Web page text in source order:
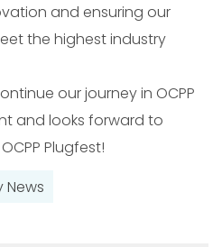
and ensuring our
the highest industry
our journey in OCPP
and looks forward to
Plugfest!